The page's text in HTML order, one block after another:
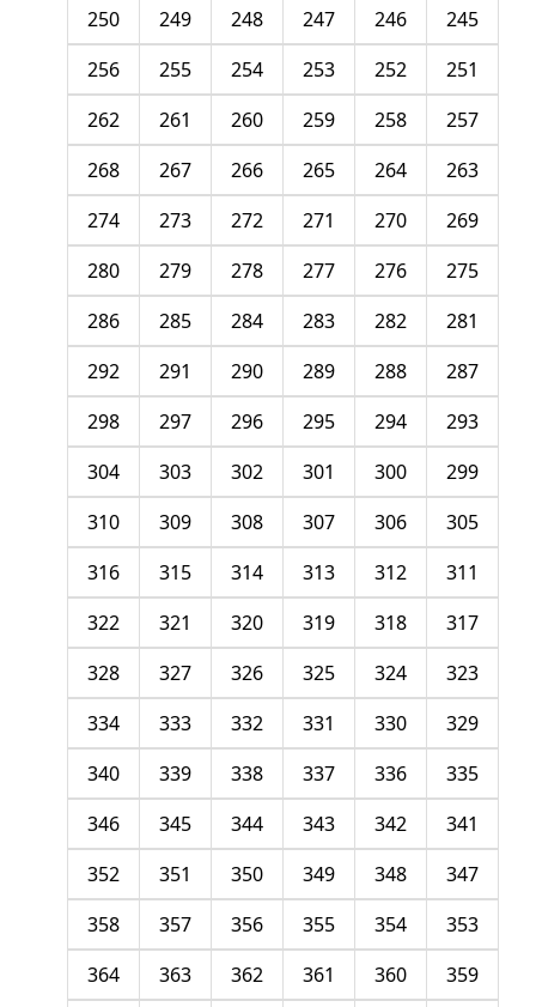
245
246
247
248
249
250
251
252
253
254
255
256
257
258
259
260
261
262
263
264
265
266
267
268
269
270
271
272
273
274
275
276
277
278
279
280
281
282
283
284
285
286
287
288
289
290
291
292
293
294
295
296
297
298
299
300
301
302
303
304
305
306
307
308
309
310
311
312
313
314
315
316
317
318
319
320
321
322
323
324
325
326
327
328
329
330
331
332
333
334
335
336
337
338
339
340
341
342
343
344
345
346
347
348
349
350
351
352
353
354
355
356
357
358
359
360
361
362
363
364